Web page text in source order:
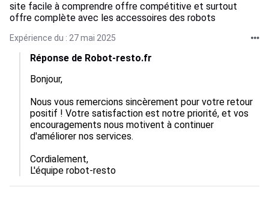
site facile à comprendre offre compétitive et surtout
offre complète avec les accessoires des robots
Expérience du : 27 mai 2025
Réponse de Robot-resto.fr
Bonjour,
Nous vous remercions sincèrement pour votre retour
positif ! Votre satisfaction est notre priorité, et vos
encouragements nous motivent à continuer
d'améliorer nos services.
Cordialement,
L'équipe robot-resto